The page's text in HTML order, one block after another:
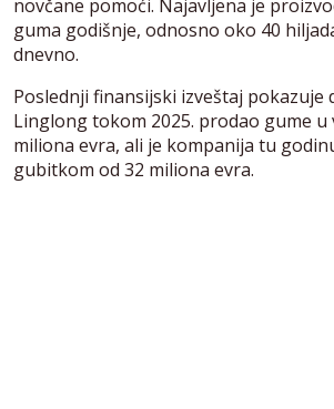
novčane pomoći. Najavljena je
guma godišnje, odnosno oko 40
dnevno.
Poslednji finansijski izveštaj pokazuje
Linglong tokom 2025. prodao gume u
miliona evra, ali je kompanija tu
gubitkom od 32 miliona evra.